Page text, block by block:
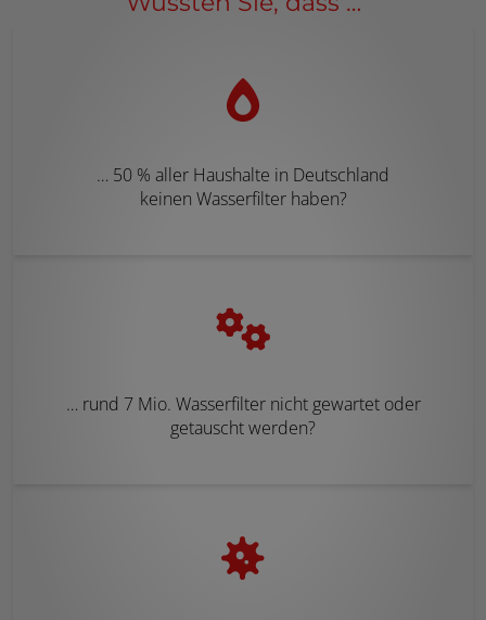
… 50 % aller Haushalte in Deutschland
keinen Wasserfilter haben?
… rund 7 Mio. Wasserfilter nicht gewartet oder
getauscht werden?